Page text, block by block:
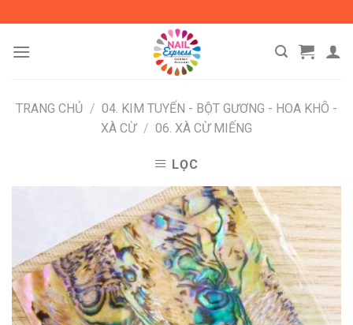
content
TRANG CHỦ / 04. KIM TUYẾN - BỘT GƯƠNG - HOA KHÔ -
XÀ CỪ / 06. XÀ CỪ MIẾNG
LỌC